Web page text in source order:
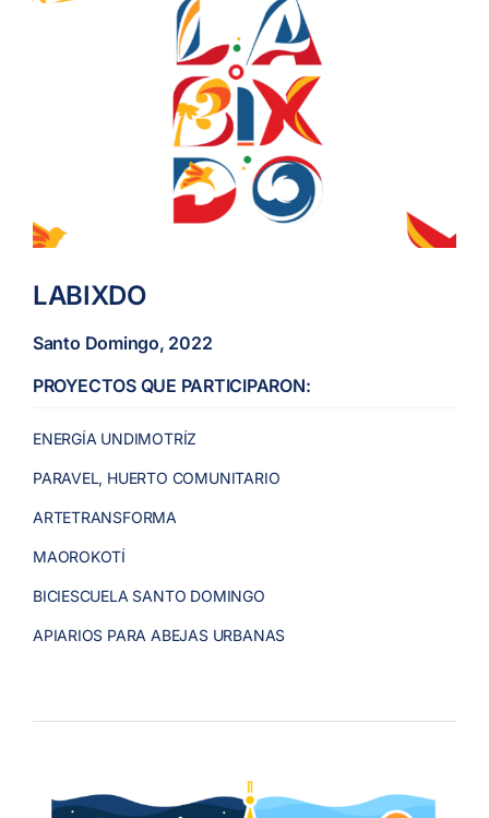
LABIXDO
Santo Domingo, 2022
PROYECTOS QUE PARTICIPARON:
ENERGÍA UNDIMOTRÍZ
PARAVEL, HUERTO COMUNITARIO
ARTETRANSFORMA
MAOROKOTÍ
BICIESCUELA SANTO DOMINGO
APIARIOS PARA ABEJAS URBANAS